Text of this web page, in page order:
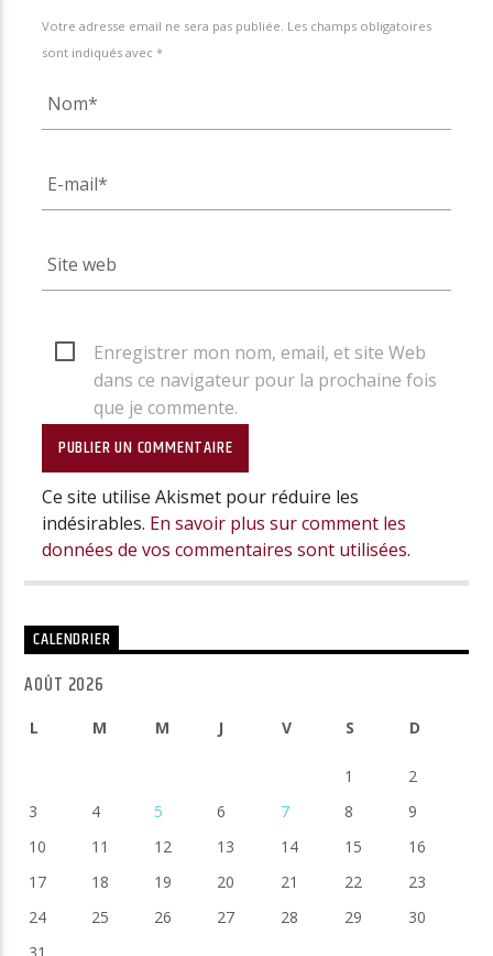
Votre adresse email ne sera pas publiée. Les champs obligatoires
sont indiqués avec *
Enregistrer mon nom, email, et site Web
dans ce navigateur pour la prochaine fois
que je commente.
Ce site utilise Akismet pour réduire les
indésirables. En savoir plus sur comment les
données de vos commentaires sont utilisées.
CALENDRIER
AOÛT 2026
L M M J V S D
1
2
3
4 5 6 7 8
9
10
11 12 13 14 15
16
17
18 19 20 21 22
23
24
25 26 27 28 29
30